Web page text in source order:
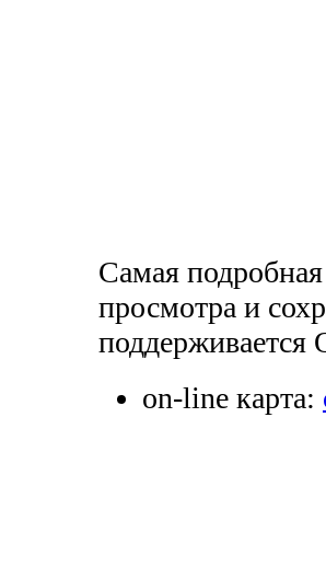
Самая
просмотра и
поддерживается
on-line карта: